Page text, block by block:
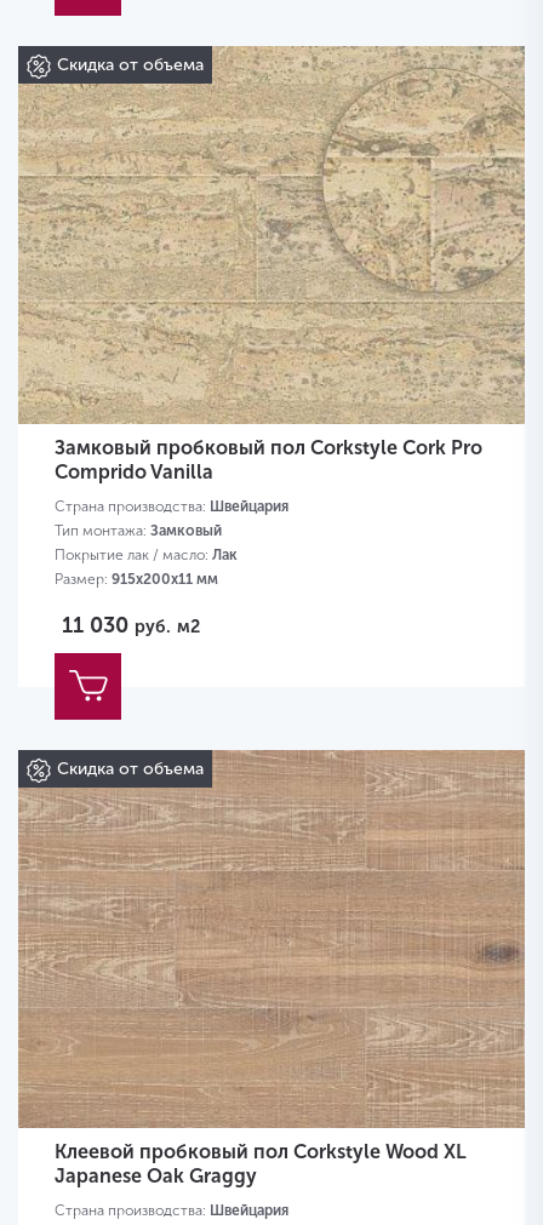
Скидка от объема
Замковый пробковый пол Corkstyle Cork Pro
Comprido Vanilla
Страна производства: Швейцария
Тип монтажа: Замковый
Покрытие лак / масло: Лак
Размер: 915х200х11 мм
11 030 руб. м2
Скидка от объема
Клеевой пробковый пол Corkstyle Wood XL
Japanese Oak Graggy
Страна производства: Швейцария